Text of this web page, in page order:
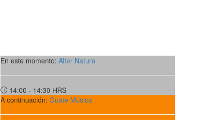
En este momento: Alter Natura
14:00 - 14:30 HRS
A continuación: Guate Música